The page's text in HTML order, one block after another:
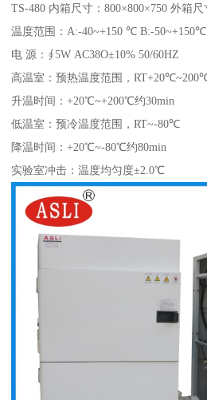
TS-480 内箱尺寸：800×800×750 外箱尺
温度范围：A:-40~+150 ℃ B:-
电 源：∮5W AC38O±10% 50/60HZ
高温室：预热温度范围，
升温时间：+20℃~+200℃约30min
低温室：预冷温度范围，RT~-80℃
降温时间：+20℃~-80℃约80min
实验室冲击：温度均匀度±2.0℃